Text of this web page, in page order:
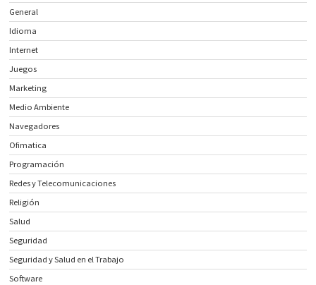
General
Idioma
Internet
Juegos
Marketing
Medio Ambiente
Navegadores
Ofimatica
Programación
Redes y Telecomunicaciones
Religión
Salud
Seguridad
Seguridad y Salud en el Trabajo
Software